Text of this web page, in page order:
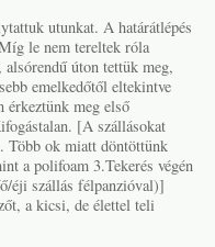
utunkat. A határátlépés
le nem tereltek róla
úton tettük meg,
emelkedőtől eltekintve
érkeztünk meg első
[A szállásokat
Több ok miatt döntöttünk
a polifoam 3.Tekerés végén
éji szállás félpanzióval)]
a kicsi, de élettel teli